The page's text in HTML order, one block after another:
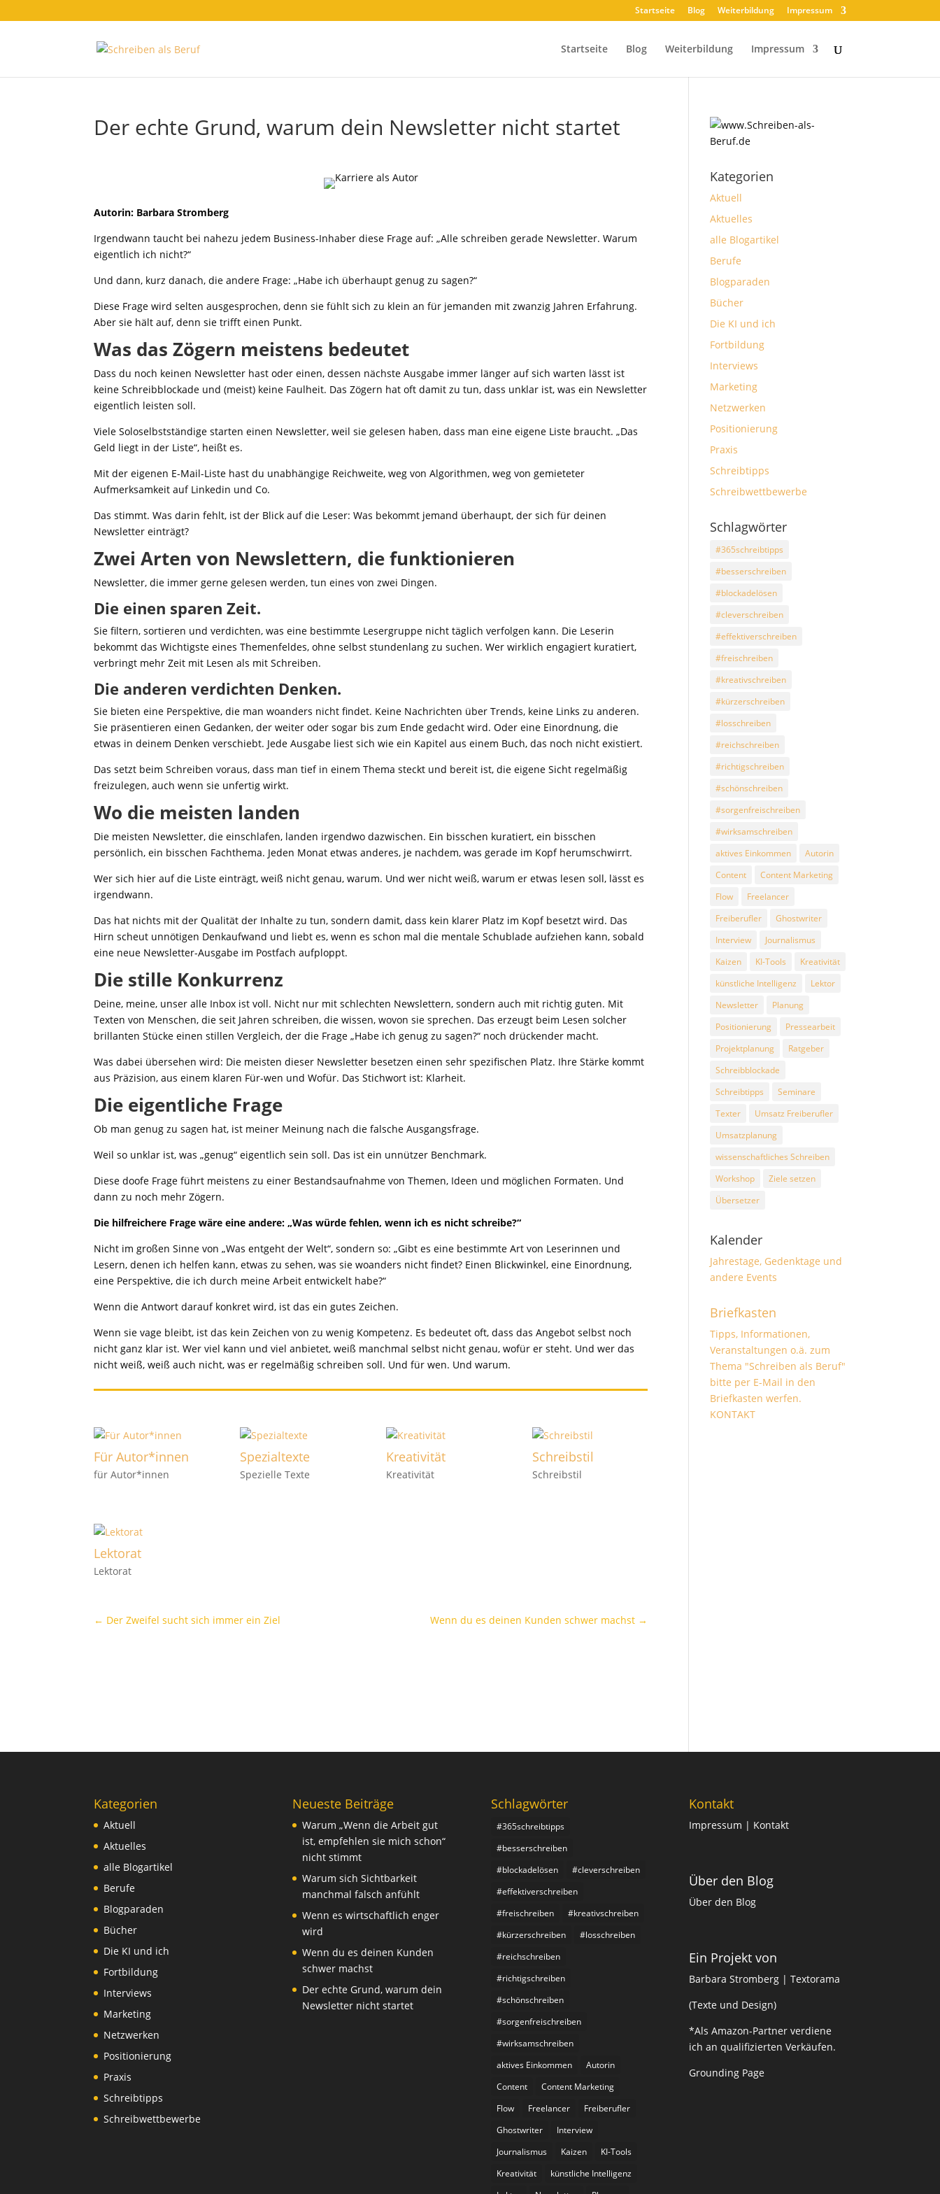
Startseite Blog Weiterbildung Impressum
Startseite Blog Weiterbildung Impressum
Der echte Grund, warum dein Newsletter nicht startet
Autorin: Barbara Stromberg
Irgendwann taucht bei nahezu jedem Business-Inhaber diese Frage auf: „Alle schreiben gerade Newsletter. Warum
eigentlich ich nicht?“
Und dann, kurz danach, die andere Frage: „Habe ich überhaupt genug zu sagen?“
Diese Frage wird selten ausgesprochen, denn sie fühlt sich zu klein an für jemanden mit zwanzig Jahren Erfahrung.
Aber sie hält auf, denn sie trifft einen Punkt.
Was das Zögern meistens bedeutet
Dass du noch keinen Newsletter hast oder einen, dessen nächste Ausgabe immer länger auf sich warten lässt ist
keine Schreibblockade und (meist) keine Faulheit. Das Zögern hat oft damit zu tun, dass unklar ist, was ein Newsletter
eigentlich leisten soll.
Viele Soloselbstständige starten einen Newsletter, weil sie gelesen haben, dass man eine eigene Liste braucht. „Das
Geld liegt in der Liste“, heißt es.
Mit der eigenen E-Mail-Liste hast du unabhängige Reichweite, weg von Algorithmen, weg von gemieteter
Aufmerksamkeit auf Linkedin und Co.
Das stimmt. Was darin fehlt, ist der Blick auf die Leser: Was bekommt jemand überhaupt, der sich für deinen
Newsletter einträgt?
Zwei Arten von Newslettern, die funktionieren
Newsletter, die immer gerne gelesen werden, tun eines von zwei Dingen.
Die einen sparen Zeit.
Sie filtern, sortieren und verdichten, was eine bestimmte Lesergruppe nicht täglich verfolgen kann. Die Leserin
bekommt das Wichtigste eines Themenfeldes, ohne selbst stundenlang zu suchen. Wer wirklich engagiert kuratiert,
verbringt mehr Zeit mit Lesen als mit Schreiben.
Die anderen verdichten Denken.
Sie bieten eine Perspektive, die man woanders nicht findet. Keine Nachrichten über Trends, keine Links zu anderen.
Sie präsentieren einen Gedanken, der weiter oder sogar bis zum Ende gedacht wird. Oder eine Einordnung, die
etwas in deinem Denken verschiebt. Jede Ausgabe liest sich wie ein Kapitel aus einem Buch, das noch nicht existiert.
Das setzt beim Schreiben voraus, dass man tief in einem Thema steckt und bereit ist, die eigene Sicht regelmäßig
freizulegen, auch wenn sie unfertig wirkt.
Wo die meisten landen
Die meisten Newsletter, die einschlafen, landen irgendwo dazwischen. Ein bisschen kuratiert, ein bisschen
persönlich, ein bisschen Fachthema. Jeden Monat etwas anderes, je nachdem, was gerade im Kopf herumschwirrt.
Wer sich hier auf die Liste einträgt, weiß nicht genau, warum. Und wer nicht weiß, warum er etwas lesen soll, lässt es
irgendwann.
Das hat nichts mit der Qualität der Inhalte zu tun, sondern damit, dass kein klarer Platz im Kopf besetzt wird. Das
Hirn scheut unnötigen Denkaufwand und liebt es, wenn es schon mal die mentale Schublade aufziehen kann, sobald
eine neue Newsletter-Ausgabe im Postfach aufploppt.
Die stille Konkurrenz
Deine, meine, unser alle Inbox ist voll. Nicht nur mit schlechten Newslettern, sondern auch mit richtig guten. Mit
Texten von Menschen, die seit Jahren schreiben, die wissen, wovon sie sprechen. Das erzeugt beim Lesen solcher
brillanten Stücke einen stillen Vergleich, der die Frage „Habe ich genug zu sagen?“ noch drückender macht.
Was dabei übersehen wird: Die meisten dieser Newsletter besetzen einen sehr spezifischen Platz. Ihre Stärke kommt
aus Präzision, aus einem klaren Für-wen und Wofür. Das Stichwort ist: Klarheit.
Die eigentliche Frage
Ob man genug zu sagen hat, ist meiner Meinung nach die falsche Ausgangsfrage.
Weil so unklar ist, was „genug“ eigentlich sein soll. Das ist ein unnützer Benchmark.
Diese doofe Frage führt meistens zu einer Bestandsaufnahme von Themen, Ideen und möglichen Formaten. Und
dann zu noch mehr Zögern.
Die hilfreichere Frage wäre eine andere: „Was würde fehlen, wenn ich es nicht schreibe?“
Nicht im großen Sinne von „Was entgeht der Welt“, sondern so: „Gibt es eine bestimmte Art von Leserinnen und
Lesern, denen ich helfen kann, etwas zu sehen, was sie woanders nicht findet? Einen Blickwinkel, eine Einordnung,
eine Perspektive, die ich durch meine Arbeit entwickelt habe?“
Wenn die Antwort darauf konkret wird, ist das ein gutes Zeichen.
Wenn sie vage bleibt, ist das kein Zeichen von zu wenig Kompetenz. Es bedeutet oft, dass das Angebot selbst noch
nicht ganz klar ist. Wer viel kann und viel anbietet, weiß manchmal selbst nicht genau, wofür er steht. Und wer das
nicht weiß, weiß auch nicht, was er regelmäßig schreiben soll. Und für wen. Und warum.
Für Autor*innen
für Autor*innen
Spezialtexte
Spezielle Texte
Kreativität
Kreativität
Schreibstil
Schreibstil
Lektorat
Lektorat
← Der Zweifel sucht sich immer ein Ziel Wenn du es deinen Kunden schwer machst →
Kategorien
Aktuell
Aktuelles
alle Blogartikel
Berufe
Blogparaden
Bücher
Die KI und ich
Fortbildung
Interviews
Marketing
Netzwerken
Positionierung
Praxis
Schreibtipps
Schreibwettbewerbe
Schlagwörter
#365schreibtipps
#besserschreiben
#blockadelösen
#cleverschreiben
#effektiverschreiben
#freischreiben
#kreativschreiben
#kürzerschreiben
#losschreiben
#reichschreiben
#richtigschreiben
#schönschreiben
#sorgenfreischreiben
#wirksamschreiben
aktives Einkommen
Autorin
Content
Content Marketing
Flow
Freelancer
Freiberufler
Ghostwriter
Interview
Journalismus
Kaizen
KI-Tools
Kreativität
künstliche Intelligenz
Lektor
Newsletter
Planung
Positionierung
Pressearbeit
Projektplanung
Ratgeber
Schreibblockade
Schreibtipps
Seminare
Texter
Umsatz Freiberufler
Umsatzplanung
wissenschaftliches Schreiben
Workshop
Ziele setzen
Übersetzer
Kalender
Jahrestage, Gedenktage und
andere Events
Briefkasten
Tipps, Informationen,
Veranstaltungen o.ä. zum
Thema "Schreiben als Beruf"
bitte per E-Mail in den
Briefkasten werfen.
KONTAKT
Kategorien
Aktuell
Aktuelles
alle Blogartikel
Berufe
Blogparaden
Bücher
Die KI und ich
Fortbildung
Interviews
Marketing
Netzwerken
Positionierung
Praxis
Schreibtipps
Schreibwettbewerbe
Neueste Beiträge
Warum „Wenn die Arbeit gut
ist, empfehlen sie mich schon“
nicht stimmt
Warum sich Sichtbarkeit
manchmal falsch anfühlt
Wenn es wirtschaftlich enger
wird
Wenn du es deinen Kunden
schwer machst
Der echte Grund, warum dein
Newsletter nicht startet
Schlagwörter
#365schreibtipps
#besserschreiben
#blockadelösen
#cleverschreiben
#effektiverschreiben
#freischreiben
#kreativschreiben
#kürzerschreiben
#losschreiben
#reichschreiben
#richtigschreiben
#schönschreiben
#sorgenfreischreiben
#wirksamschreiben
aktives Einkommen
Autorin
Content
Content Marketing
Flow
Freelancer
Freiberufler
Ghostwriter
Interview
Journalismus
Kaizen
KI-Tools
Kreativität
künstliche Intelligenz
Kontakt
Impressum | Kontakt
Über den Blog
Über den Blog
Ein Projekt von
Barbara Stromberg | Textorama
(Texte und Design)
*Als Amazon-Partner verdiene
ich an qualifizierten Verkäufen.
Grounding Page